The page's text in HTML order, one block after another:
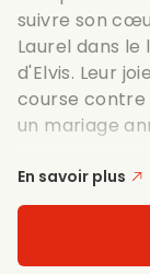
suivre son
Laurel dans
d'Elvis. Leur
course
un mariage
En savoir plus